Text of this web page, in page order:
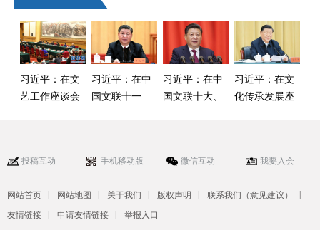
习近平：在文
艺工作座谈会
习近平：在中
国文联十一
习近平：在中
国文联十大、
习近平：在文
化传承发展座
投稿互动 手机移动版 微信互动 我要入会
网站首页 | 网站地图 | 关于我们 | 版权声明 | 联系我们（意见建议） |
友情链接 | 申请友情链接 | 举报入口